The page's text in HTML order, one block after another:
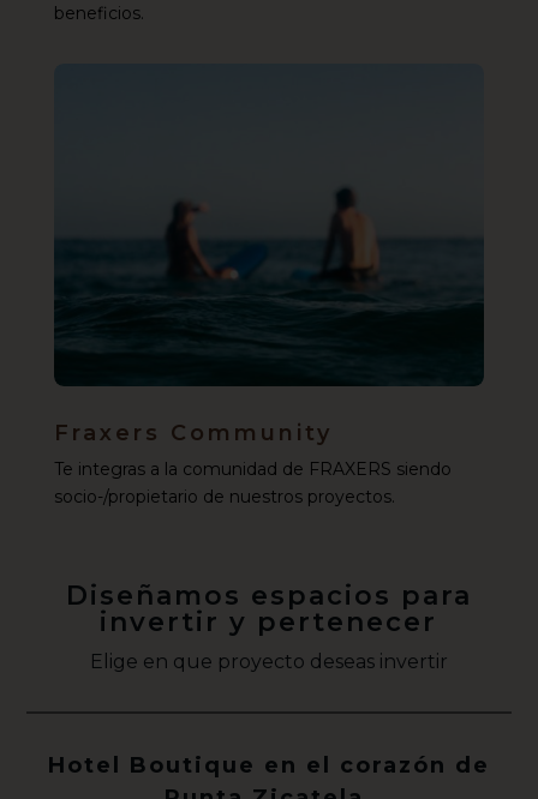
beneficios.
Fraxers Community
Te integras a la comunidad de FRAXERS siendo
socio-/propietario de nuestros proyectos.
Diseñamos espacios para
invertir y pertenecer
Elige en que proyecto deseas invertir
Hotel Boutique en el corazón de